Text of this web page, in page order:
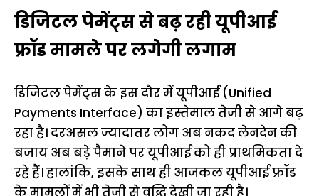
डिजिटल पेमेंट्स से बढ़ रही यूपीआई
फ्रॉड मामले पर लगेगी लगाम
डिजिटल पेमेंट्स के इस दौर में यूपीआई (Unified
Payments Interface) का इस्तेमाल तेजी से आगे बढ़
रहा है। दरअसल ज्यादातर लोग अब नकद लेनदेन की
बजाय अब बड़े पैमाने पर यूपीआई को ही प्राथमिकता दे
रहे हैं। हालांकि, इसके साथ ही आजकल यूपीआई फ्रॉड
के मामलों में भी तेजी से वृद्धि देखी जा रही है।